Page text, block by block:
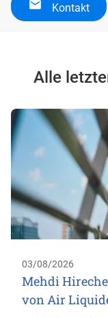
Kontakt
Alle
03/08/2026
Mehdi
von Air